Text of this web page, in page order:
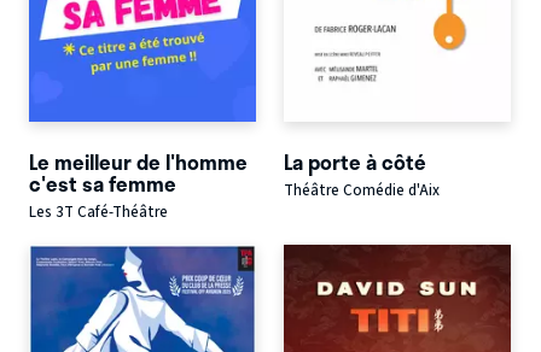
Le meilleur de l'homme
c'est sa femme
Les 3T Café-Théâtre
La porte à côté
Théâtre Comédie d'Aix